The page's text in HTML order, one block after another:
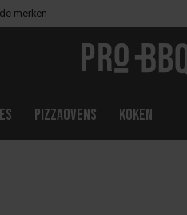
merken
Pizzaovens Koken